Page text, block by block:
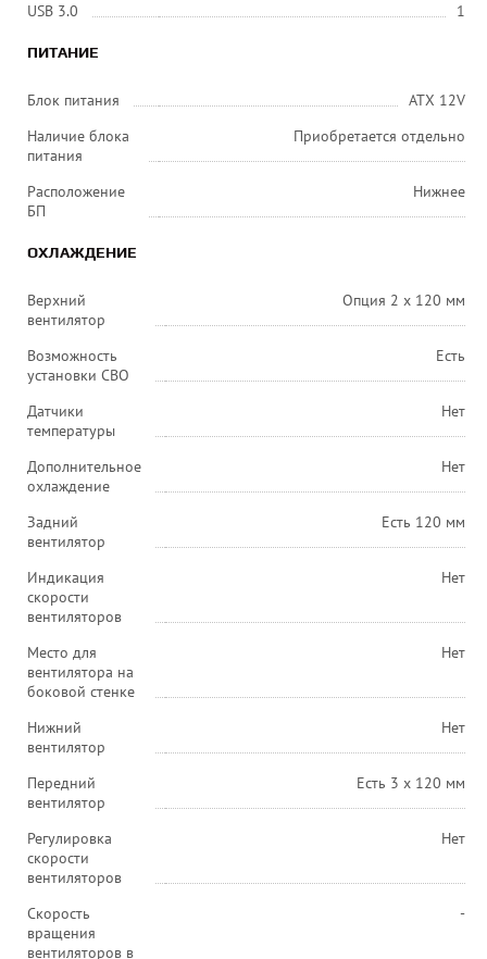
USB 3.0
1
ПИТАНИЕ
Блок питания
ATX 12V
Наличие блока
питания
Приобретается отдельно
Расположение
БП
Нижнее
ОХЛАЖДЕНИЕ
Верхний
вентилятор
Опция 2 x 120 мм
Возможность
установки СВО
Есть
Датчики
температуры
Нет
Дополнительное
охлаждение
Нет
Задний
вентилятор
Есть 120 мм
Индикация
скорости
вентиляторов
Нет
Место для
вентилятора на
боковой стенке
Нет
Нижний
вентилятор
Нет
Передний
вентилятор
Есть 3 x 120 мм
Регулировка
скорости
вентиляторов
Нет
Скорость
вращения
вентиляторов в
-